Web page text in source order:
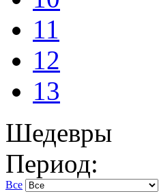
11
12
13
Шедевры
Период:
Все